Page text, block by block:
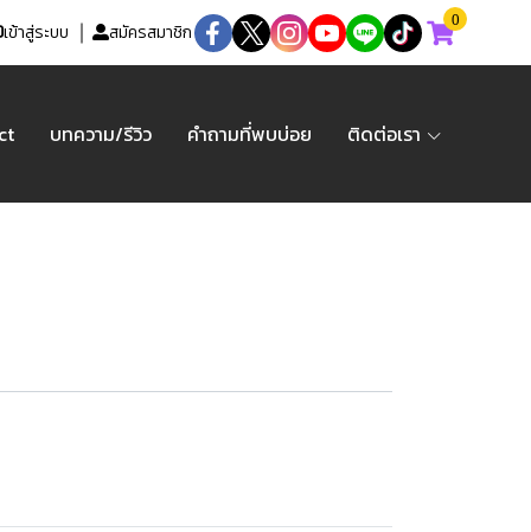
เข้าสู่ระบบ สมัครสมาชิก
0
บทความ/รีวิว คำถามที่พบบ่อย ติดต่อเรา